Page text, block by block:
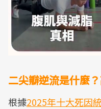
二尖瓣逆流是什麼
根據2025年十大死因